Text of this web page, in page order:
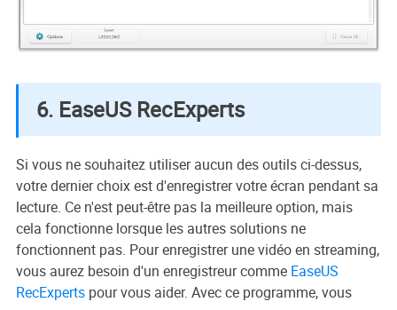
6. EaseUS RecExperts
Si vous ne souhaitez utiliser aucun des outils ci-dessus,
votre dernier choix est d'enregistrer votre écran pendant sa
lecture. Ce n'est peut-être pas la meilleure option, mais
cela fonctionne lorsque les autres solutions ne
fonctionnent pas. Pour enregistrer une vidéo en streaming,
vous aurez besoin d'un enregistreur comme EaseUS
RecExpertspour vous aider. Avec ce programme, vous